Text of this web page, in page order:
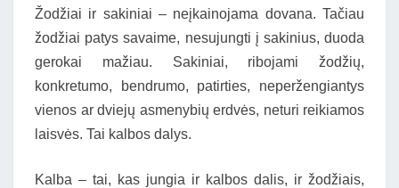
Žodžiai ir sakiniai – neįkainojama dovana. Tačiau
žodžiai patys savaime, nesujungti į sakinius, duoda
gerokai mažiau. Sakiniai, ribojami žodžių,
konkretumo, bendrumo, patirties, neperžengiantys
vienos ar dviejų asmenybių erdvės, neturi reikiamos
laisvės. Tai kalbos dalys.
Kalba – tai, kas jungia ir kalbos dalis, ir žodžiais,